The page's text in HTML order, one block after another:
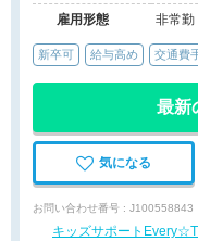
雇用形態
非常勤
新卒可 給与高め 交通費
最新
気になる
お問い合わせ番号 : J100558843
キッズサポートEvery☆T